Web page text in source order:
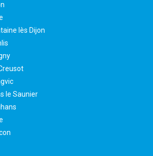
lès Dijon
le Saunier